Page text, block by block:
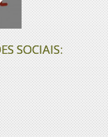
SOCIAIS: